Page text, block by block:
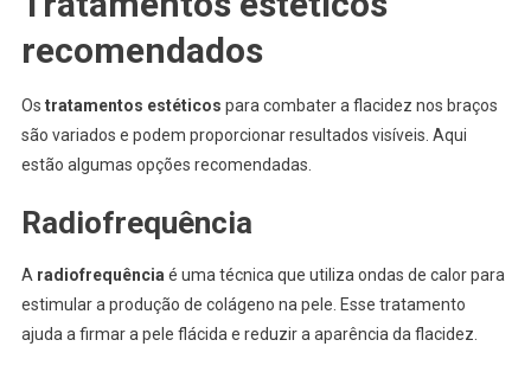
recomendados
Os tratamentos estéticos para combater a flacidez nos braços
são variados e podem proporcionar resultados visíveis. Aqui
estão algumas opções recomendadas.
Radiofrequência
A radiofrequência é uma técnica que utiliza ondas de calor para
estimular a produção de colágeno na pele. Esse tratamento
ajuda a firmar a pele flácida e reduzir a aparência da flacidez.